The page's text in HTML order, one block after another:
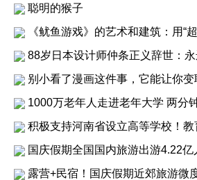
聪明的猴子
《鱿鱼游戏》的艺术和建筑：用“
88岁日本设计师仲条正义辞世：永
别小看了漫画这件事，它能让你变
1000万老年人走进老年大学 两分
积极支持河南省设立高等学校！教
国庆假期全国国内旅游出游4.22亿
露营+民宿！国庆假期近郊旅游微